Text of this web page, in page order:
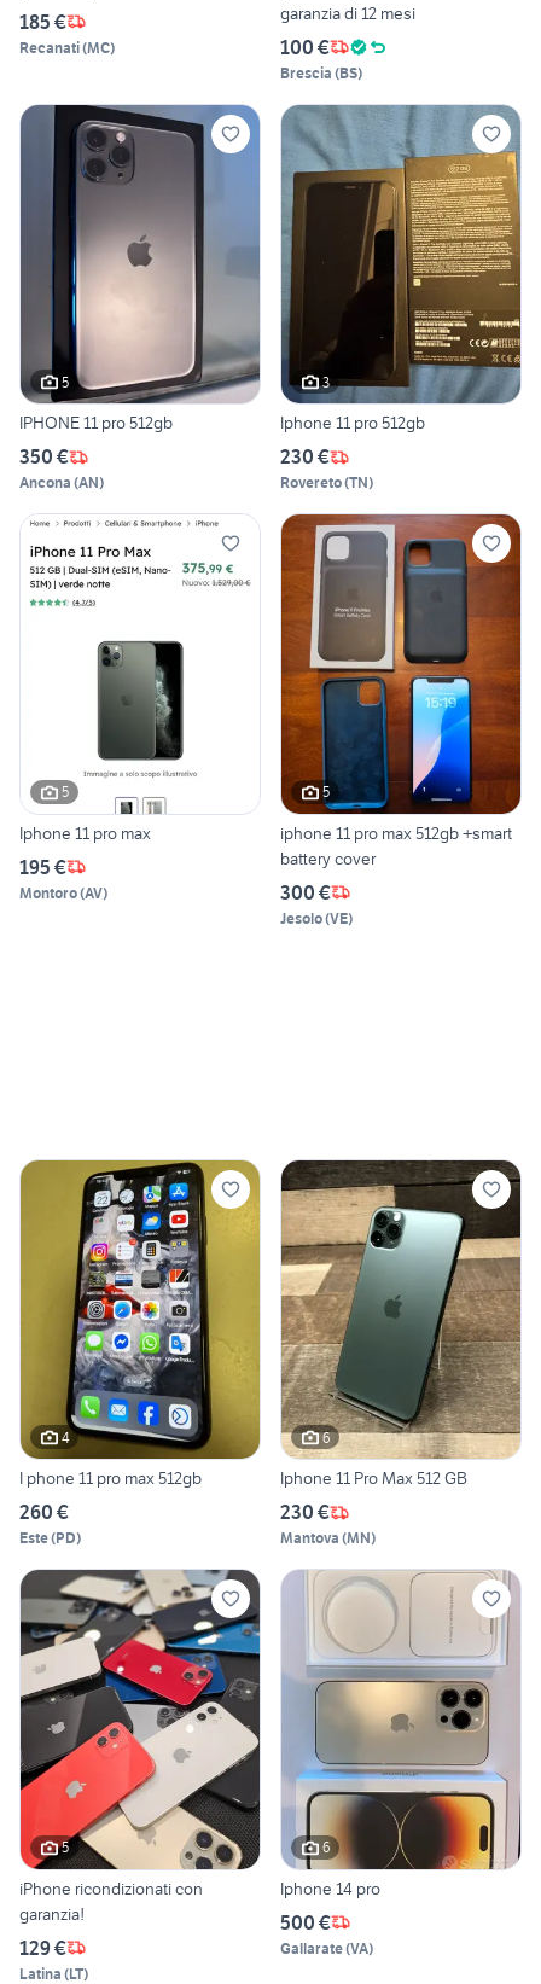
185 €
Recanati(MC)
garanzia di 12 mesi
100 €
Brescia (BS)
5
IPHONE 11 pro 512gb
350 €
Ancona (AN)
3
Iphone 11 pro 512gb
230 €
Rovereto(TN)
5
Iphone 11 pro max
195 €
Montoro(AV)
5
iphone 11 pro max 512gb +smart
battery cover
300 €
Jesolo(VE)
4
I phone 11 pro max 512gb
260 €
Este(PD)
6
Iphone 11 Pro Max 512 GB
230 €
Mantova (MN)
5
iPhone ricondizionati con
garanzia!
129 €
Latina (LT)
6
Iphone 14 pro
500 €
Gallarate(VA)